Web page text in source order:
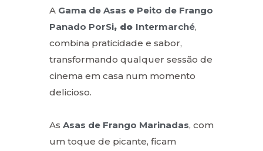
A Gama de Asas e Peito de Frango
Panado PorSi, do Intermarché,
combina praticidade e sabor,
transformando qualquer sessão de
cinema em casa num momento
delicioso.
As Asas de Frango Marinadas, com
um toque de picante, ficam